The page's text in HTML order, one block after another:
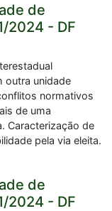
de
2024 - DF
outra unidade
normativos
de uma
Caracterização de
pela via eleita.
de
2024 - DF